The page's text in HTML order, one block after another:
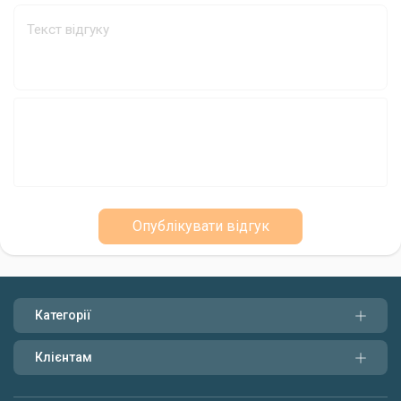
трофейних екземплярів.
Опублікувати відгук
Категорії
Клієнтам